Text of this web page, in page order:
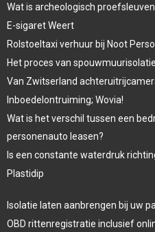
Wat is archeologisch
E-sigaret Weert
Rolstoeltaxi verhuur bij Noot
Het proces van spouwmuurisolatie
Van Zwitserland
Inboedelontruiming; Wovia!
Wat is het verschil tussen een
personenauto leasen?
Is een constante waterdruk
Plastidip
Isolatie laten aanbrengen bij uw
OBD rittenregistratie inclusief